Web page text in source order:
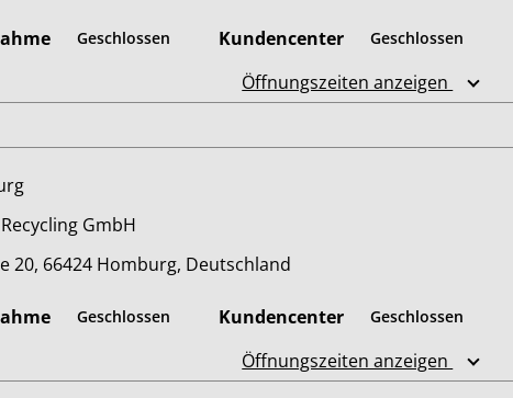
Geschlossen Kundencenter Geschlossen
Öffnungszeiten anzeigen
GmbH
20, 66424 Homburg, Deutschland
Geschlossen Kundencenter Geschlossen
Öffnungszeiten anzeigen